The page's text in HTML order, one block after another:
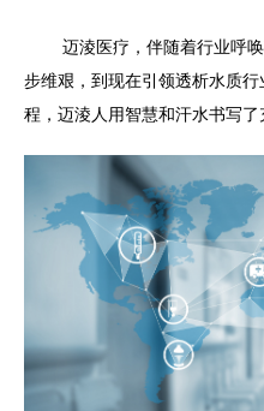
迈淩医疗，伴随着行业呼
步维艰，到现在引领透析水质
程，迈淩人用智慧和汗水书写了